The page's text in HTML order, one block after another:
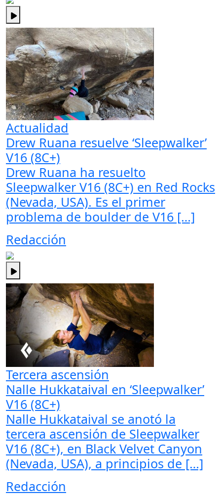
Actualidad
Drew Ruana resuelve ‘Sleepwalker’
V16 (8C+)
Drew Ruana ha resuelto
Sleepwalker V16 (8C+) en Red Rocks
(Nevada, USA). Es el primer
problema de boulder de V16 […]
Redacción
Tercera ascensión
Nalle Hukkataival en ‘Sleepwalker’
V16 (8C+)
Nalle Hukkataival se anotó la
tercera ascensión de Sleepwalker
V16 (8C+), en Black Velvet Canyon
(Nevada, USA), a principios de […]
Redacción